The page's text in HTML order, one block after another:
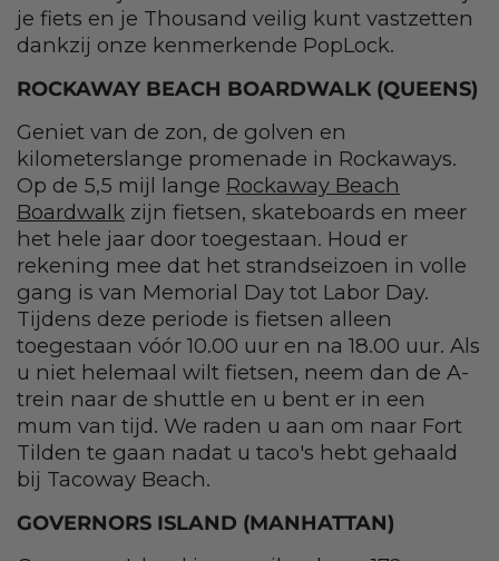
je fiets en je Thousand veilig kunt vastzetten
dankzij onze kenmerkende PopLock.
ROCKAWAY BEACH BOARDWALK (QUEENS)
Geniet van de zon, de golven en
kilometerslange promenade in Rockaways.
Op de 5,5 mijl lange Rockaway Beach
Boardwalk zijn fietsen, skateboards en meer
het hele jaar door toegestaan. Houd er
rekening mee dat het strandseizoen in volle
gang is van Memorial Day tot Labor Day.
Tijdens deze periode is fietsen alleen
toegestaan vóór 10.00 uur en na 18.00 uur. Als
u niet helemaal wilt fietsen, neem dan de A-
trein naar de shuttle en u bent er in een
mum van tijd. We raden u aan om naar Fort
Tilden te gaan nadat u taco's hebt gehaald
bij Tacoway Beach.
GOVERNORS ISLAND (MANHATTAN)